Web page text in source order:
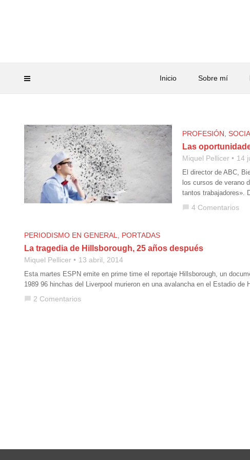
Inicio Sobre mí
PROFESIÓN
Las
Miquel Pellicer 14
El director de ABC,
los cursos de verano
tantos trabajadores».
chat_bubble 4 Comentarios
PERIODISMO EN GENERAL PORTADAS
La tragedia de Hillsborough, 25 años después
Miquel Pellicer 13 abril, 2014
Esta martes ESPN emite en prime time el reportaje Hillsborough, un
1989 96 hinchas del Liverpool murieron en una avalancha en el Estadio
chat_bubble 2 Comentarios